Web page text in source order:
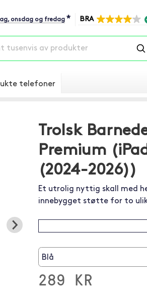
onsdag og fredag * BRA
telefoner
Trolsk
Premium
(2024-2026))
Et utrolig nyttig skall med
innebygget støtte for to
Blå
289 KR